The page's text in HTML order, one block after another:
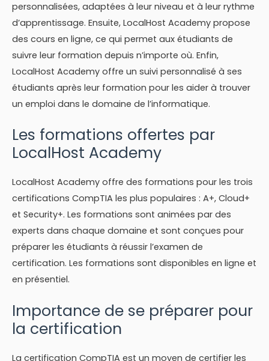
personnalisées, adaptées à leur niveau et à leur rythme
d’apprentissage. Ensuite, LocalHost Academy propose
des cours en ligne, ce qui permet aux étudiants de
suivre leur formation depuis n’importe où. Enfin,
LocalHost Academy offre un suivi personnalisé à ses
étudiants après leur formation pour les aider à trouver
un emploi dans le domaine de l’informatique.
Les formations offertes par
LocalHost Academy
LocalHost Academy offre des formations pour les trois
certifications CompTIA les plus populaires : A+, Cloud+
et Security+. Les formations sont animées par des
experts dans chaque domaine et sont conçues pour
préparer les étudiants à réussir l’examen de
certification. Les formations sont disponibles en ligne et
en présentiel.
Importance de se préparer pour
la certification
La certification CompTIA est un moyen de certifier les